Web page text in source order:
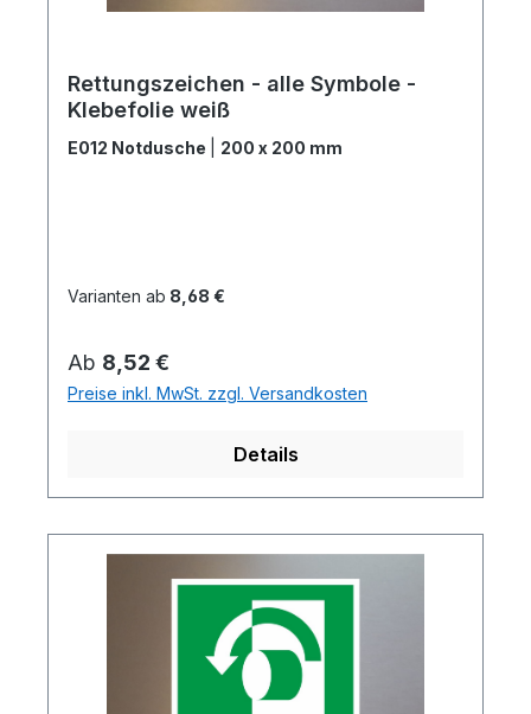
Rettungszeichen - alle Symbole -
Klebefolie weiß
E012 Notdusche 200 x 200 mm
Varianten ab 8,68 €
Regulärer Preis:
Ab 8,52 €
Preise inkl. MwSt. zzgl. Versandkosten
Details